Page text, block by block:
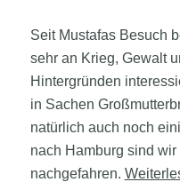
Seit Mustafas Besuch
sehr an Krieg, Gewalt
Hintergründen
in Sachen
natürlich auch noch
nach Hamburg sind
nachgefahren.